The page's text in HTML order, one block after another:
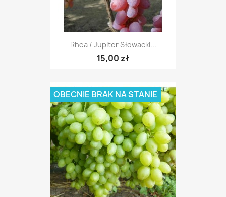
Rhea / Jupiter Słowacki...
15,00 zł
OBECNIE BRAK NA STANIE